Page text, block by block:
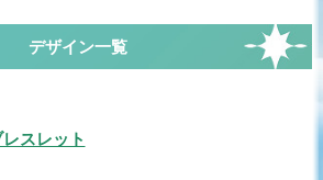
デザイン一覧
レスレット